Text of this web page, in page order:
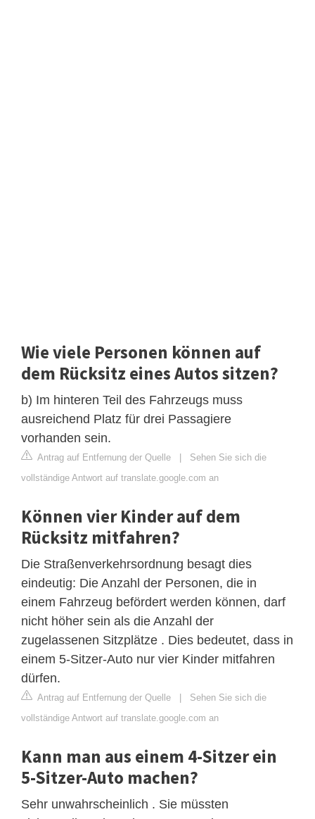
Wie viele Personen können auf
dem Rücksitz eines Autos sitzen?
b) Im hinteren Teil des Fahrzeugs muss
ausreichend Platz für drei Passagiere
vorhanden sein.
Antrag auf Entfernung der Quelle | Sehen Sie sich die
vollständige Antwort auf translate.google.com an
Können vier Kinder auf dem
Rücksitz mitfahren?
Die Straßenverkehrsordnung besagt dies
eindeutig: Die Anzahl der Personen, die in
einem Fahrzeug befördert werden können, darf
nicht höher sein als die Anzahl der
zugelassenen Sitzplätze . Dies bedeutet, dass in
einem 5-Sitzer-Auto nur vier Kinder mitfahren
dürfen.
Antrag auf Entfernung der Quelle | Sehen Sie sich die
vollständige Antwort auf translate.google.com an
Kann man aus einem 4-Sitzer ein
5-Sitzer-Auto machen?
Sehr unwahrscheinlich . Sie müssten